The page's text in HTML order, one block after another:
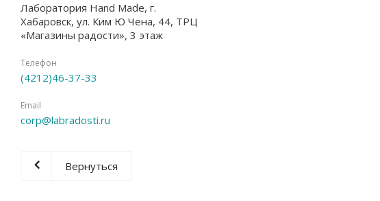
Лаборатория Hand Made, г.
Хабаровск, ул. Ким Ю Чена, 44, ТРЦ
«Магазины радости», 3 этаж
Телефон
(4212)46-37-33
Email
corp@labradosti.ru
Вернуться